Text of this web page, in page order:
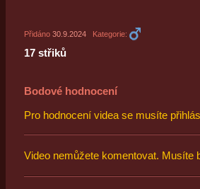
Přidáno 30.9.2024 Kategorie:
17 střiků
Bodové hodnocení
Pro hodnocení videa se musíte
Video nemůžete komentovat. Musíte